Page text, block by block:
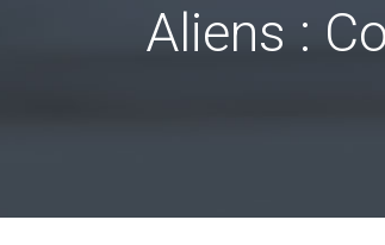
Aliens :